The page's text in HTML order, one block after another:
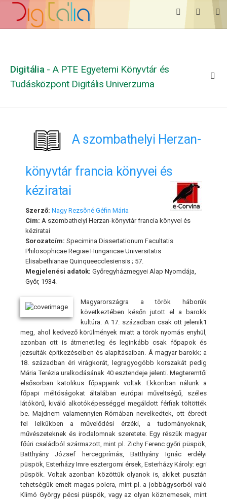
Digitália - A PTE Egyetemi Könyvtár és
Tudásközpont Digitális Univerzuma
A szombathelyi Herzan-
könyvtár francia könyvei és
kéziratai
Szerző: Nagy Rezsõné Géfin Mária
Cím: A szombathelyi Herzan-könyvtár francia könyvei és
kéziratai
Sorozatcím: Specimina Dissertationum Facultatis
Philosophicae Regiae Hungaricae Universitatis
Elisabethianae Quinqueecclesiensis ; 57.
Megjelenési adatok: Győregyházmegyei Alap Nyomdája,
Győr, 1934.
Magyarországra a török háborúk
következtében későn jutott el a barokk
kultúra. A 17. században csak ott jelenik1
meg, ahol kedvező körülmények miatt a török nyomás enyhül,
azonban ott is átmenetileg és leginkább csak főpapok és
jezsuiták építkezéseiben és alapításaiban. Á magyar barokk; a
18. században éri virágkorát, legragyogóbb korszakát pedig
Mária Terézia uralkodásának 40 esztendeje jelenti. Megteremtői
elsősorban katolikus főpapjaink voltak. Ekkoriban nálunk a
főpapi méltóságokat általában európai műveltségű, széles
látókörű, kiváló alkotóképességgel megáldott férfiak töltötték
be. Majdnem valamennyien Rómában nevelkedtek, ott ébredt
fel lelkükben a művelődési érzéki, a tudományoknak,
művészeteknek és irodalomnak szeretete. Egy részük magyar
főúri családból származott, mint pl. Zichy Ferenc győri püspök,
Batthyány József hercegprímás, Batthyány Ignác erdélyi
püspök, Esterházy Imre esztergomi érsek, Esterházy Károly: egri
püspök. Voltak azonban közöttük olyanok is, akiket pusztán
tehetségük emelt magas polcra, mint pl. a jobbágysorból való
Klimó György pécsi püspök, vagy az olyan köznemesek, mint